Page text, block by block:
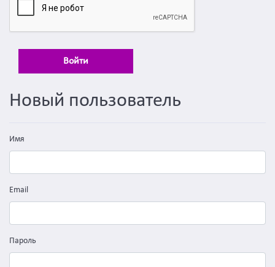
Войти
Новый пользователь
Имя
Email
Пароль